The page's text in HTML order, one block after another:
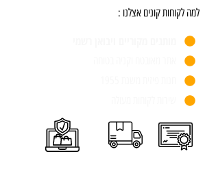
למה לקוחות קונים אצלנו :